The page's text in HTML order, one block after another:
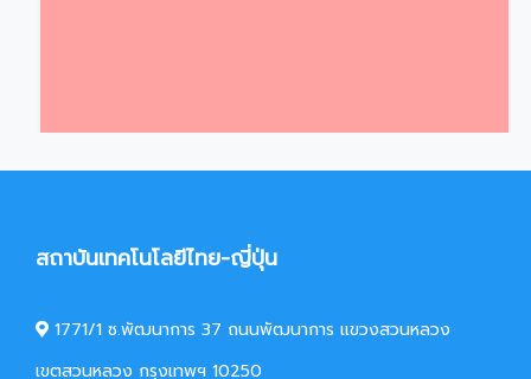
สถาบันเทคโนโลยีไทย-ญี่ปุ่น
1771/1 ซ.พัฒนาการ 37 ถนนพัฒนาการ แขวงสวนหลวง
เขตสวนหลวง กรุงเทพฯ 10250